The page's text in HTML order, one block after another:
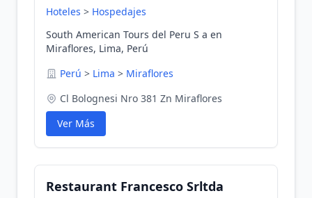
Hoteles > Hospedajes
South American Tours del Peru S a en
Miraflores, Lima, Perú
Perú > Lima > Miraflores
Cl Bolognesi Nro 381 Zn Miraflores
Ver Más
Restaurant Francesco Srltda